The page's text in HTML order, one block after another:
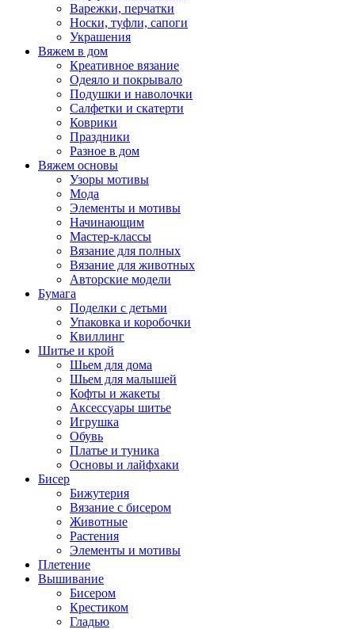
Варежки, перчатки
Носки, туфли, сапоги
Украшения
Вяжем в дом
Креативное вязание
Одеяло и покрывало
Подушки и наволочки
Салфетки и скатерти
Коврики
Праздники
Разное в дом
Вяжем основы
Узоры мотивы
Мода
Элементы и мотивы
Начинающим
Мастер-классы
Вязание для полных
Вязание для животных
Авторские модели
Бумага
Поделки с детьми
Упаковка и коробочки
Квиллинг
Шитье и крой
Шьем для дома
Шьем для малышей
Кофты и жакеты
Аксессуары шитье
Игрушка
Обувь
Платье и туника
Основы и лайфхаки
Бисер
Бижутерия
Вязание с бисером
Животные
Растения
Элементы и мотивы
Плетение
Вышивание
Бисером
Крестиком
Гладью